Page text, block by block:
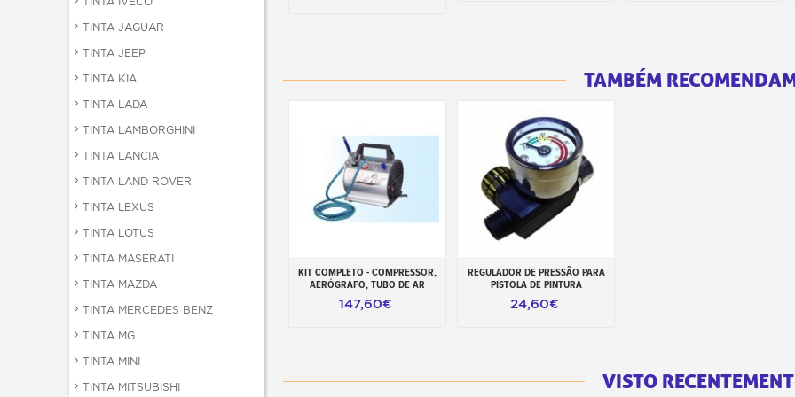
TINTA JAGUAR
TINTA JEEP
TINTA KIA
TINTA LADA
TINTA LAMBORGHINI
TINTA LANCIA
TINTA LAND ROVER
TINTA LEXUS
TINTA LOTUS
TINTA MASERATI
TINTA MAZDA
TINTA MERCEDES BENZ
TINTA MG
TINTA MINI
TINTA MITSUBISHI
TAMBÉM
Adicionar ao carrinho
KIT COMPLETO - COMPRESSOR,
AERÓGRAFO, TUBO DE AR
147,60€
Adicionar ao carrinho
REGULADOR DE PRESSÃO PARA
PISTOLA DE PINTURA
24,60€
VISTO